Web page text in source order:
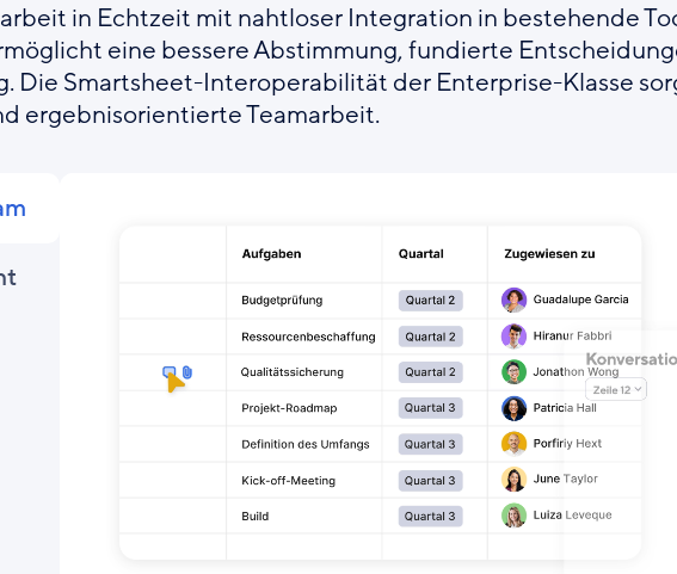
in Echtzeit mit nahtloser Integration in bestehende
eine bessere Abstimmung, fundierte
Die Smartsheet-Interoperabilität der Enterprise-Klasse
ergebnisorientierte Teamarbeit.